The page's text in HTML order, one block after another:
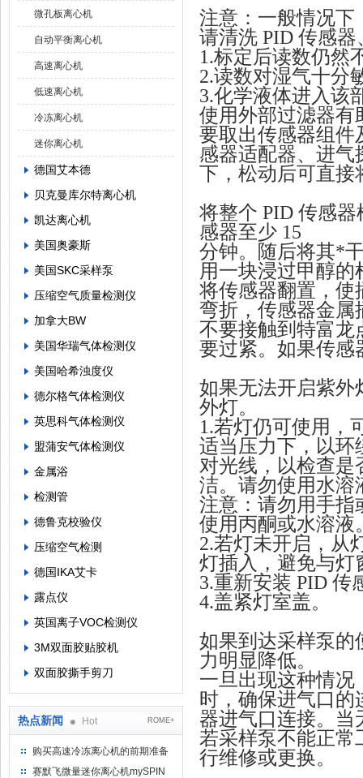
微孔板离心机
自动平衡离心机
高速离心机
低速离心机
冷冻离心机
迷你离心机
德国艾本德
贝克曼库尔特离心机
凯达离心机
美国奥豪斯
美国SKC采样泵
压缩空气质量检测仪
加拿大BW
美国华瑞气体检测仪
美国哈希浊度仪
德尔格气体检测仪
英思科气体检测仪
盟蒲安气体检测仪
金属浴
检测管
德鲁克校验仪
压缩空气检测
德国IKA艾卡
露点仪
英国离子VOC检测仪
3M双面胶贴胶机
双面胶撕手剪刀
热点新闻 Hot ROME+
购买高速冷冻离心机的前期准备
工作
赛默飞微量迷你离心机mySPIN
注意：一般情况下
请清洗 PID 传感
1.标定后读数仍然
2.读数对湿气十分
3.化学液体进入该
使用外部过滤器有
要取出传感器组件
感器适配器、进气
下，松动后可直接
将整个 PID 传感
感器至少 15
分钟。随后将其*
用一块浸过甲醇
将传感器翻置，使
弯折，传感器金属
不要接触到特富龙
要过紧。如果传感
如果无法开启紫外
外灯。
1.若灯仍可使用，
适当压力下，以环
对光线，以检查是
洁。请勿使用水溶
注意：请勿用手指
使用丙酮或水溶液
2.若灯未开启，从
灯插入，避免与灯
3.重新安装 PID 传
4.盖紧灯室盖。
如果到达采样泵的
力明显降低。
一旦出现这种情况
时，确保进气口的
器进气口连接。当
若采样泵不能正常
行维修或更换。